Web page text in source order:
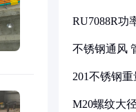
RU7088R功
不锈钢通风
201不锈钢
M20螺纹大